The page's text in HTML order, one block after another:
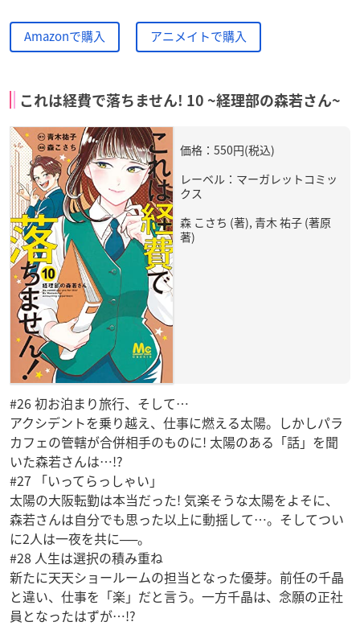
Amazonで購入 アニメイトで購入
これは経費で落ちません! 10 ~経理部の森若さん~
価格：550円(税込)
レーベル：マーガレットコミッ
クス
森 こさち (著), 青木 祐子 (著原
著)
#26 初お泊まり旅行、そして…
アクシデントを乗り越え、仕事に燃える太陽。しかしパラ
カフェの管轄が合併相手のものに! 太陽のある「話」を聞
いた森若さんは…!?
#27 「いってらっしゃい」
太陽の大阪転勤は本当だった! 気楽そうな太陽をよそに、
森若さんは自分でも思った以上に動揺して…。そしてつい
に2人は一夜を共に──。
#28 人生は選択の積み重ね
新たに天天ショールームの担当となった優芽。前任の千晶
と違い、仕事を「楽」だと言う。一方千晶は、念願の正社
員となったはずが…!?